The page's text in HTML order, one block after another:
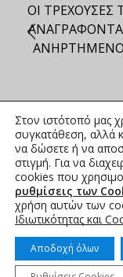
ΟΙ ΤΡΕΧΟΥΣΕΣ
ΑΝΗΡΤΗΜΕΝΟ
Στον ιστότοπό μας
συγκατάθεση, αλλά
να δώσετε ή να
στιγμή. Για να
cookies που
ρυθμίσεις των
χρήση αυτών των
Ιδιωτικότητας και
Αποδοχή όλων